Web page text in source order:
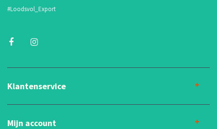
#Loodsvol_Export
Klantenservice
Mijn account